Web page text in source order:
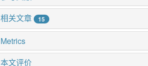
参考文献
相关文章 15